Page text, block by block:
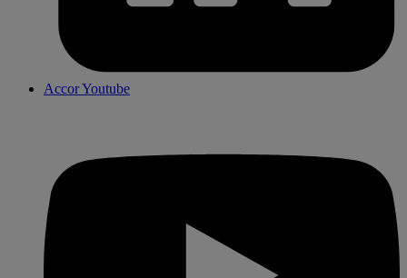
Accor Youtube